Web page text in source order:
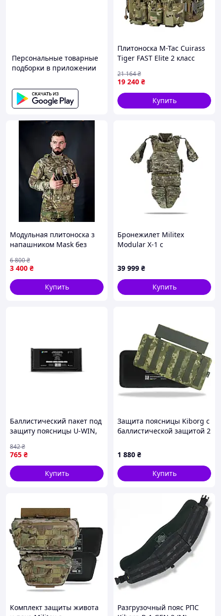
Персональные товарные
подборки в приложении
Плитоноска M-Tac Cuirass
Tiger FAST Elite 2 класс
Multicam M/L 1046-VO
19 240 ₴
21 164₴
Купить
Модульная плитоноска з
напашником Mask без
военных ВСУ облегченная,
военный жилет армейский
3 400 ₴
6 800₴
Купить
Бронежилет Militex
Modular X-1 с
(2 класс) | Multicam |
Cordura USA | Размер M
39 999 ₴
Купить
Баллистический пакет под
защиту поясницы U-WIN,
765 ₴
842₴
Купить
Защита поясницы Kiborg с
баллистической защитой 2
1 880 ₴
Купить
Комплект защиты живота
Разгрузочный пояс РПС